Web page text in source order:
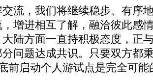
，我们将继续稳步、有序
增进相互了解，融洽彼此感
陆方面一直持积极态度，正
问题达成共识。只要双方都
前启动个人游试点是完全可能